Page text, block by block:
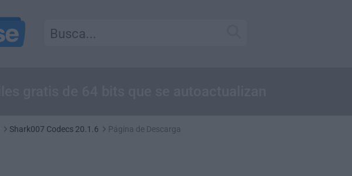
Shark007 Codecs 20.1.6 Página de Descarga